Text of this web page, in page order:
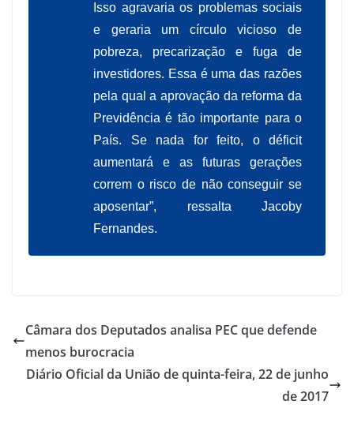
Isso agravaria os problemas sociais
e geraria um círculo vicioso de
pobreza, precarização e fuga de
investidores. Essa é uma das razões
pela qual a aprovação da reforma da
Previdência é tão importante para o
País. Se nada for feito, o déficit
aumentará e as futuras gerações
correm o risco de não conseguir se
aposentar”, ressalta Jacoby
Fernandes.
Câmara dos Deputados analisa PEC que defende
menos burocracia
Diário Oficial da União de quinta-feira, 22 de junho
de 2017